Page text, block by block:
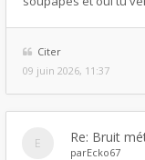
Citer
09 juin 2026, 11:37
Re: Bruit
parEcko67